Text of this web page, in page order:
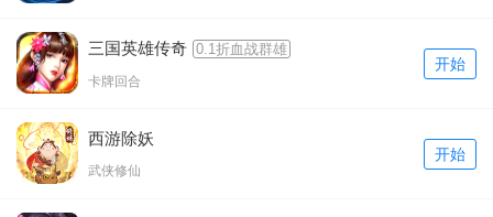
三国英雄传奇 0.1折血战群雄
卡牌回合
开始
西游除妖
武侠修仙
开始